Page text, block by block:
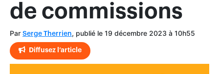
de commissions
Par Serge Therrien, publié le 19 décembre 2023 à 10h55
Diffusez l’article